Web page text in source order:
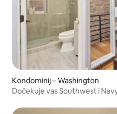
Kondominij – Washington
Dočekuje vas Southwest i